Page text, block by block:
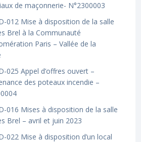
de maçonnerie- N°2300003
012 Mise à disposition de la salle
Brel à la Communauté
Paris – Vallée de la
025 Appel d’offres ouvert –
des poteaux incendie –
016 Mises à disposition de la salle
Brel – avril et juin 2023
022 Mise à disposition d’un local